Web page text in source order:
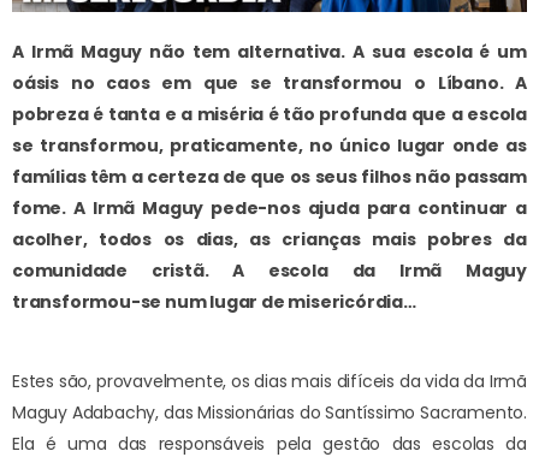
A Irmã Maguy não tem alternativa. A sua escola é um
oásis no caos em que se transformou o Líbano. A
pobreza é tanta e a miséria é tão profunda que a escola
se transformou, praticamente, no único lugar onde as
famílias têm a certeza de que os seus filhos não passam
fome. A Irmã Maguy pede-nos ajuda para continuar a
acolher, todos os dias, as crianças mais pobres da
comunidade cristã. A escola da Irmã Maguy
transformou-se num lugar de misericórdia…
Estes são, provavelmente, os dias mais difíceis da vida da Irmã
Maguy Adabachy, das Missionárias do Santíssimo Sacramento.
Ela é uma das responsáveis pela gestão das escolas da